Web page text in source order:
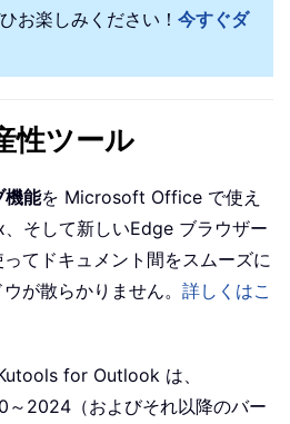
お楽しみください！ 今すぐダ
性ツール
機能を Microsoft Office で使え
そして新しいEdge ブラウザー
てドキュメント間をスムーズに
が散らかりません。 詳しくはこ
for Outlook は、
2024（およびそれ以降のバー